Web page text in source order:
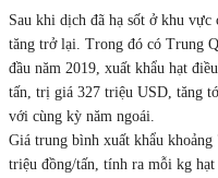
Sau khi dịch đã hạ sốt ở khu vực
tăng trở lại. Trong đó có Trung
đầu năm 2019, xuất khẩu hạt
tấn, trị giá 327 triệu USD, tăng
với cùng kỳ năm ngoái.
Giá trung bình xuất khẩu
triệu đồng/tấn, tính ra mỗi kg